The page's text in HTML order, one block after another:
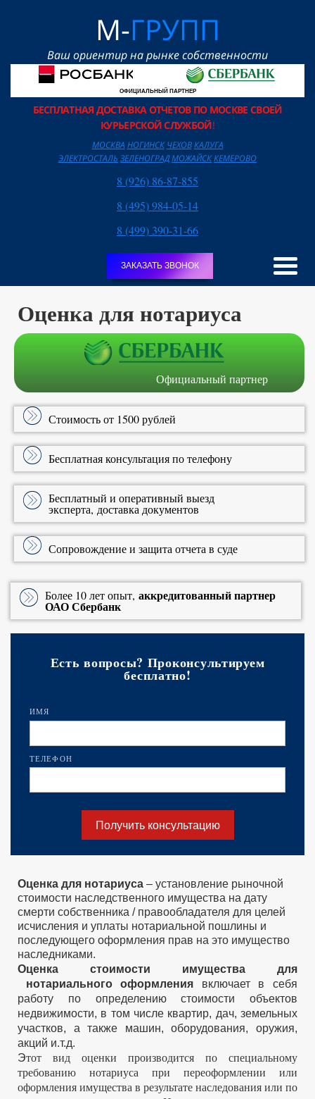
М-ГРУПП
Ваш ориентир на рынке собственности
ОФИЦИАЛЬНЫЙ ПАРТНЕР
БЕСПЛАТНАЯ ДОСТАВКА ОТЧЕТОВ ПО МОСКВЕ СВОЕЙ
КУРЬЕРСКОЙ СЛУЖБОЙ!
МОСКВА НОГИНСК ЧЕХОВ КАЛУГА
ЭЛЕКТРОСТАЛЬ ЗЕЛЕНОГРАДМОЖАЙСККЕМЕРОВО
8 (926) 86-87-855
8 (495) 984-05-14
8 (499) 390-31-66
ЗАКАЗАТЬ ЗВОНОК
Оценка для нотариуса
Официальный партнер
Стоимость от 1500 рублей
Бесплатная консультация по телефону
Бесплатный и оперативный выезд
эксперта, доставка документов
Сопровождение и защита отчета в суде
Более 10 лет опыт, аккредитованный партнер
ОАО Сбербанк
Есть вопросы? Проконсультируем
бесплатно!
ИМЯ
ТЕЛЕФОН
Получить консультацию
Оценка для нотариуса – установление рыночной
стоимости наследственного имущества на дату
смерти собственника / правообладателя для целей
исчисления и уплаты нотариальной пошлины и
последующего оформления прав на это имущество
наследниками.
Оценка стоимости имущества для
нотариального оформления включает в себя
работу по определению стоимости объектов
недвижимости, в том числе квартир, дач, земельных
участков, а также машин, оборудования, оружия,
акций и.т.д.
Этот вид оценки производится по специальному
требованию нотариуса при переоформлении или
оформления имущества в результате наследования или по